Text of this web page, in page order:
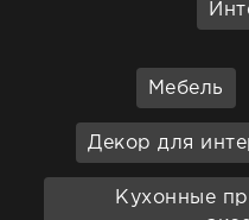
Мебель
Декор для
Кухонные